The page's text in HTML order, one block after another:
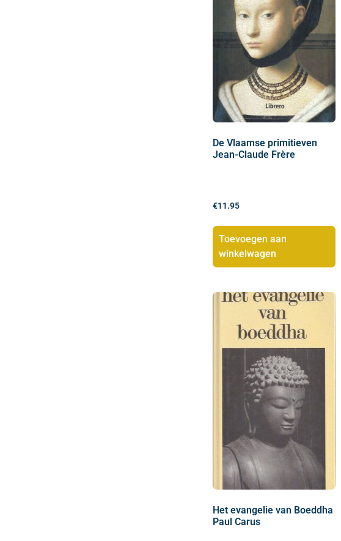
De Vlaamse primitieven
Jean-Claude Frère
€11.95
Toevoegen aan
winkelwagen
Het evangelie van Boeddha
Paul Carus